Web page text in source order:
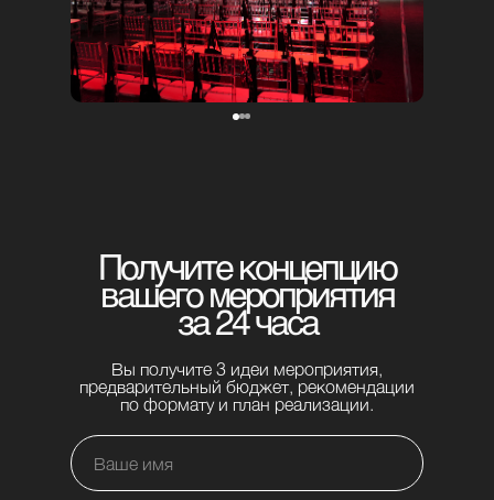
Вы получите 3 идеи мероприятия,
предварительный бюджет, рекомендации
по формату и план реализации.
Получите концепцию
вашего мероприятия
за 24 часа